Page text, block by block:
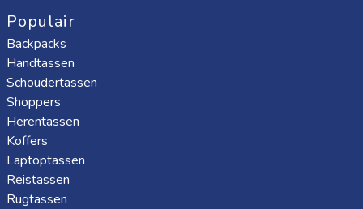
Populair
Backpacks
Handtassen
Schoudertassen
Shoppers
Herentassen
Koffers
Laptoptassen
Reistassen
Rugtassen